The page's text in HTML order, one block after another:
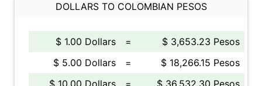
DOLLARS TO COLOMBIAN PESOS
$ 1.00 Dollars =
$ 3,653.23 Pesos
$ 5.00 Dollars
=
$ 18,266.15 Pesos
$ 10.00 Dollars
=
$ 36,532.30 Pesos